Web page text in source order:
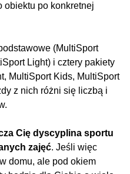
obiektu po konkretnej
(MultiSport
Light) i cztery pakiety
MultiSport Kids, MultiSport
z nich różni się liczbą i
Cię dyscyplina sportu
zajęć. Jeśli więc
domu, ale pod okiem